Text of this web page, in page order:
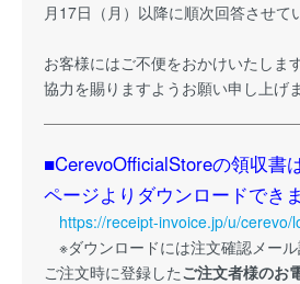
月17日（月）以降に順次回答させて
お客様にはご不便をおかけいたしま
協力を賜りますようお願い申し上げま
■CerevoOfficialStoreの領収書
ページよりダウンロードできま
https://receipt-invoice.jp/u/cerevo/
※ダウンロードには注文確認メー
ご注文時に登録したご注文者様のお